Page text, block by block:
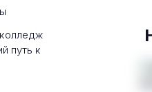
путь к